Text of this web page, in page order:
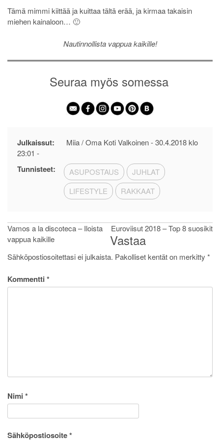
Tämä mimmi kiittää ja kuittaa tältä erää, ja kirmaa takaisin
miehen kainaloon… 🙂
Nautinnollista vappua kaikille!
Seuraa myös somessa
Julkaissut: Miia / Oma Koti Valkoinen -30.4.2018 klo
23:01 -
Tunnisteet: ASUPOSTAUS
JUHLAT
LIFESTYLE
RAKKAAT
Artikkelien
selaus
Vamos a la discoteca – Iloista
vappua kaikille
Euroviisut 2018 – Top 8 suosikit
Vastaa
Sähköpostiosoitettasi ei julkaista. Pakolliset kentät on merkitty *
Kommentti *
Nimi *
Sähköpostiosoite*